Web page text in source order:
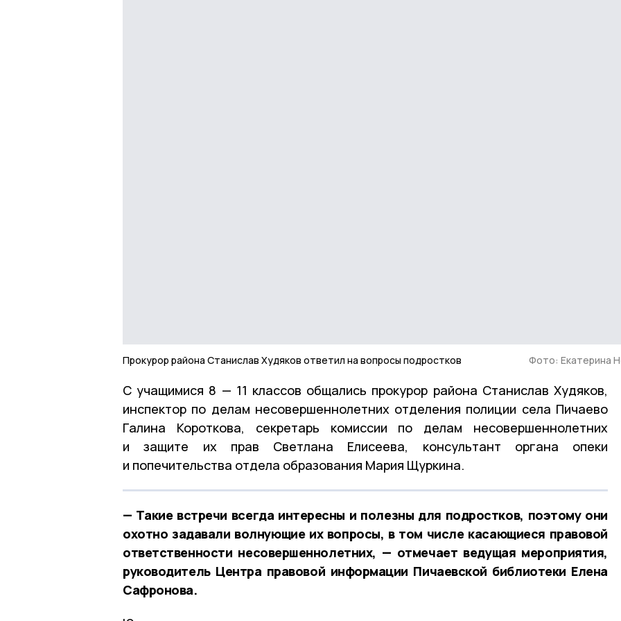
Прокурор района Станислав Худяков ответил на вопросы подростков Фото: Екатерина
С учащимися 8 — 11 классов общались прокурор района Станислав Худяков,
инспектор по делам несовершеннолетних отделения полиции села Пичаево
Галина Короткова, секретарь комиссии по делам несовершеннолетних
и защите их прав Светлана Елисеева, консультант органа опеки
и попечительства отдела образования Мария Щуркина.
— Такие встречи всегда интересны и полезны для подростков, поэтому они
охотно задавали волнующие их вопросы, в том числе касающиеся правовой
ответственности несовершеннолетних, — отмечает ведущая мероприятия,
руководитель Центра правовой информации Пичаевской библиотеки Елена
Сафронова.